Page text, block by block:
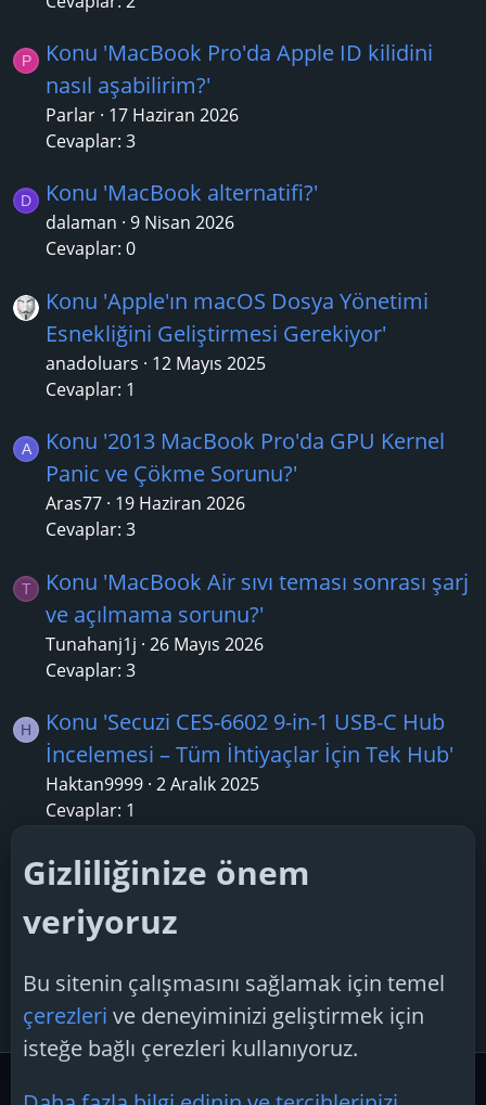
P
Konu 'MacBook Pro'da Apple ID kilidini
nasıl aşabilirim?'
Parlar 17 Haziran 2026
Cevaplar: 3
D Konu 'MacBook alternatifi?'
dalaman 9 Nisan 2026
Cevaplar: 0
Konu 'Apple'ın macOS Dosya Yönetimi
Esnekliğini Geliştirmesi Gerekiyor'
anadoluars
12 Mayıs 2025
Cevaplar: 1
A
Konu '2013 MacBook Pro'da GPU Kernel
Panic ve Çökme Sorunu?'
Aras77 19 Haziran 2026
Cevaplar: 3
T
Konu 'MacBook Air sıvı teması sonrası şarj
ve açılmama sorunu?'
Tunahanj1j 26 Mayıs 2026
Cevaplar: 3
H
Konu 'Secuzi CES-6602 9-in-1 USB-C Hub
İncelemesi – Tüm İhtiyaçlar İçin Tek Hub'
Haktan9999 2 Aralık 2025
Cevaplar: 1
Konu 'Mac mini 2012 sorunu yükseltme?'
thizmir
26 Nisan 2025
Cevaplar: 1
A Konu 'Macbook'a Linux Kurulumu'
21 Ocak 2025
Cevaplar: 3
Alternatif Bilişim Mac Desteği
Gizliliğinize önem
veriyoruz
Bu sitenin çalışmasını sağlamak için temel
çerezleri ve deneyiminizi geliştirmek için
isteğe bağlı çerezleri kullanıyoruz.